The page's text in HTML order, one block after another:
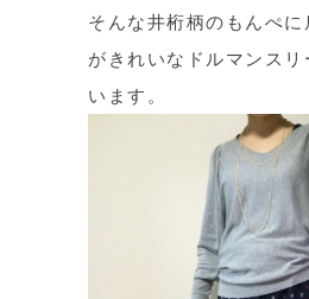
そんな井桁柄のもんぺに
がきれいなドルマンスリ
います。